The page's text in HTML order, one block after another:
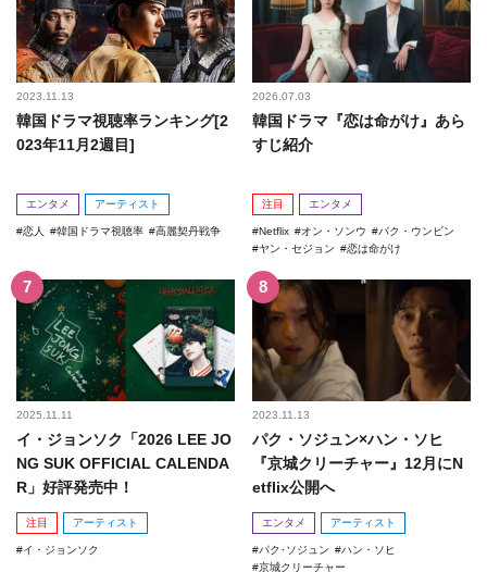
2023.11.13
韓国ドラマ視聴率ランキング[2
023年11月2週目]
エンタメ アーティスト
恋人 韓国ドラマ視聴率 高麗契丹戦争
2026.07.03
韓国ドラマ『恋は命がけ』あら
すじ紹介
注目 エンタメ
Netflix オン・ソンウ
パク・ウンビン
ヤン・セジョン
恋は命がけ
2025.11.11
イ・ジョンソク「2026 LEE JO
NG SUK OFFICIAL CALENDA
R」好評発売中！
注目 アーティスト
イ・ジョンソク
2023.11.13
パク・ソジュン×ハン・ソヒ
『京城クリーチャー』12月にN
etflix公開へ
エンタメ アーティスト
パク･ソジュン
ハン・ソヒ
京城クリーチャー